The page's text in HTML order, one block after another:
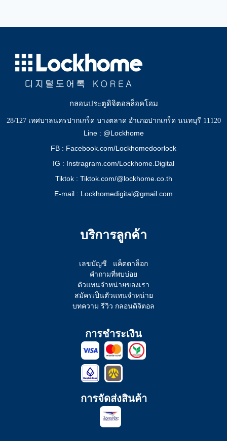
กลอนประตูดิจิตอลล็อคโฮม
28/127 เทศบาลนครปากเกร็ด บางตลาด อำเภอปากเกร็ด นนทบุรี 11120
Line : @Lockhome
FB : Facebook.com/Lockhomedoorlock
IG : Instragram.com/Lockhome.Digital
Tiktok : Tiktok.com/@lockhome.co.th
E-mail : Lockhomedigital@gmail.com
บริการลูกค้า
เลขบัญชี
แค็ตตาล็อก
คำถามที่พบบ่อย
ตัวแทนจำหน่ายของเรา
สมัครเป็นตัวแทนจำหน่าย
บทความ รีวิว กลอนดิจิตอล
การชำระเงิน
การจัดส่งสินค้า